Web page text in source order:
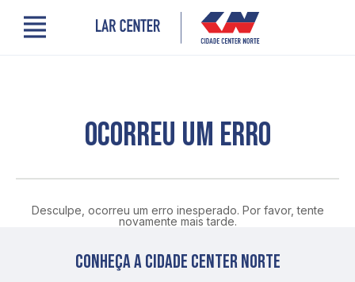
Menu
Encontre um profissional
Comodidades
Quem somos
Localização
Contato
OCORREU UM ERRO
Desculpe, ocorreu um erro inesperado. Por favor, tente
novamente mais tarde.
Conheça a cidade center norte